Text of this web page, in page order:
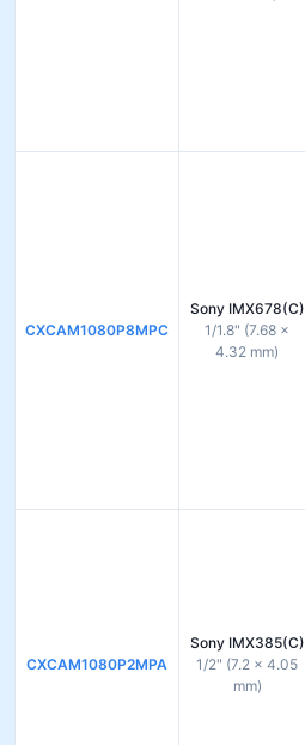
CXCAM1080P8MPC
Sony IMX678(C)
1/1.8" (7.68 ×
4.32 mm)
CXCAM1080P2MPA
Sony IMX385(C)
1/2" (7.2 × 4.05
mm)